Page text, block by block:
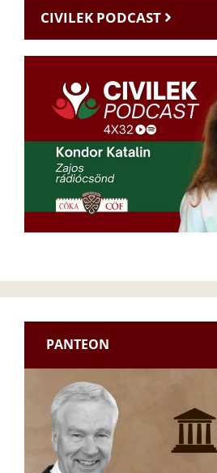
CIVILEK PODCAST
PANTEON